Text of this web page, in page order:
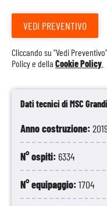
Dati tecnici di MSC
Anno costruzione:
N° ospiti: 6334
N° equipaggio:1704
VEDI PREVENTIVO
Cliccando su "Vedi
Policye della Cookie Policy